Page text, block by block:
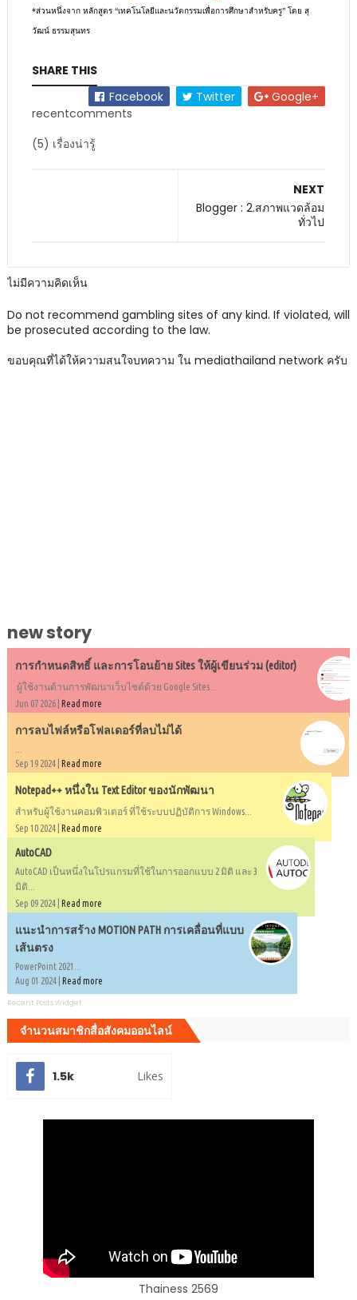
*ส่วนหนึ่งจาก หลักสูตร “เทคโนโลยีและนวัตกรรมเพื่อการศึกษาสำหรับครู”โดย สุ
วัฒน์ ธรรมสุนทร
SHARE THIS
Facebook
Twitter
Google+
recentcomments
(5) เรื่องน่ารู้
NEXT
Blogger : 2.สภาพแวดล้อม
ทั่วไป
ไม่มีความคิดเห็น
Do not recommend gambling sites of any kind. If violated, will
be prosecuted according to the law.
ขอบคุณที่ได้ให้ความสนใจบทความ ใน mediathailand network ครับ
new story
การกำหนดสิทธิ์ และการโอนย้าย Sites ให้ผู้เขียนร่วม (editor)
ผู้ใช้งานด้านการพัฒนาเว็บไซต์ด้วย Google Sites...
Jun 07 2026 | Read more
การลบไฟล์หรือโฟลเดอร์ที่ลบไม่ได้
Sep 19 2024 | Read more
Notepad++ หนึ่งใน Text Editor ของนักพัฒนา
สำหรับผู้ใช้งานคอมพิวเตอร์ ที่ใช้ระบบปฏิบัติการ Windows...
Sep 10 2024 | Read more
AutoCAD
AutoCAD เป็นหนึ่งในโปรแกรมที่ใช้ในการออกแบบ 2 มิติ และ 3
มิติ...
Sep 09 2024 | Read more
แนะนำการสร้าง MOTION PATH การเคลื่อนที่แบบ
เส้นตรง
PowerPoint 2021...
Aug 01 2024 | Read more
Recent Posts Widget
จำนวนสมาชิกสื่อสังคมออนไลน์
1.5k Likes
Thainess 2569